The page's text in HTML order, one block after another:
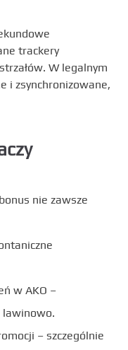
trackery
W legalnym
i zsynchronizowane,
nie zawsze
w AKO –
lawinowo.
– szczególnie